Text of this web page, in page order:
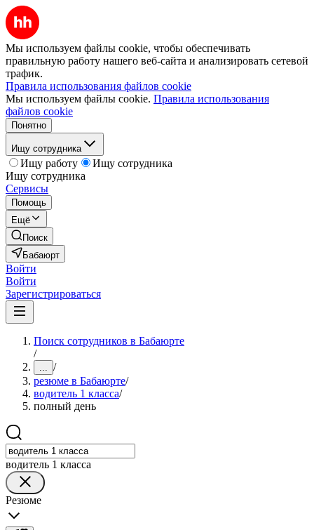
Мы используем файлы cookie, чтобы обеспечивать
правильную работу нашего веб-сайта и анализировать сетевой
трафик.
Правила использования файлов cookie
Мы используем файлы cookie. Правила использования
файлов cookie
Понятно
Ищу сотрудника
Ищу работу
Ищу сотрудника
Ищу сотрудника
Сервисы
Помощь
Ещё
Поиск
Бабаюрт
Войти
Войти
Зарегистрироваться
Поиск сотрудников в Бабаюрте
/
... /
резюме в Бабаюрте/
водитель 1 класса/
полный день
водитель 1 класса
Резюме